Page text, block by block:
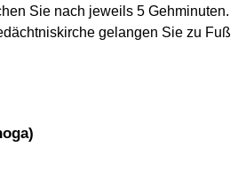
Sie nach jeweils 5 Gehminuten.
gelangen Sie zu Fuß